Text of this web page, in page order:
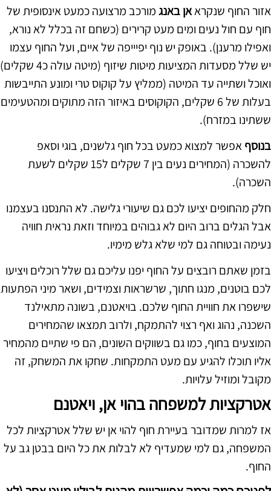
אזור החוף שנקראאן באנגמורכב מרצועה כמעט אינסופית של
חוף עם חול נעים ומים מעט קרירים (כשחם זה בכלל לא נורא,
ואפילו מרענן). באופק יש נוף יפיייפה של איים, ועל החוף עצמו
יש שלל מסעדות המציעות מיטות שיזוף (מיטה עולה כ4 שקלים)
ואוכל ושתייה עד המיטה (ממליץ על קוקוס טרי ומונע התייבשות
בעלות של 6 שקלים, הקוקוסים באיזור הזה מתוקים ומהטעימים
ששתינו במזרח).
בנוסףאפשר למצוא כמעט בכל חוף גלשנים, בוגי וסאפ
להשכרה (המחירים נעים בין 7 שקלים ל15 שקלים לשעת
השכרה).
חלק מהחופים יציעו לכם גם שיעורי גלישה. לא התנסנו בעצמנו
אבל הגלים ברוב היום לא גבוהים במיוחד וזאת נראית חוויה
נעימה ובטוחה גם למי שלא גלש מימיו.
בזמן שאתם רובצים על החוף יפנו עליכם גם שלל רוכלים ויציעו
לכם בוטנים, מנגו חתוך, שרשראות וצמידים, ושאר מיני הפתעות
שישפרו את חוויית החוף שלכם. בויאטנם, בשונה מתאילנד
השכנה, נהוג ואף רצוי להתמקח, ולרוב תמצאו שהמחירים
המוצעים בחוף, כמו גם בשווקים השונים, הם פי שתיים מהמחיר
אליו תוכלו להגיע עם מעט התמקחות. שחקו את המשחק, זה
מקובל ומוזיל עלויות.
אטרקציות למשפחה בהוי אן, ויאטנם
אז למרות שמדובר בעיירת חוף להוי אן יש שלל אטרקציות לכל
המשפחה, גם למי שמעדיף לא לבלות את כל היום בבטן גב על
החוף.